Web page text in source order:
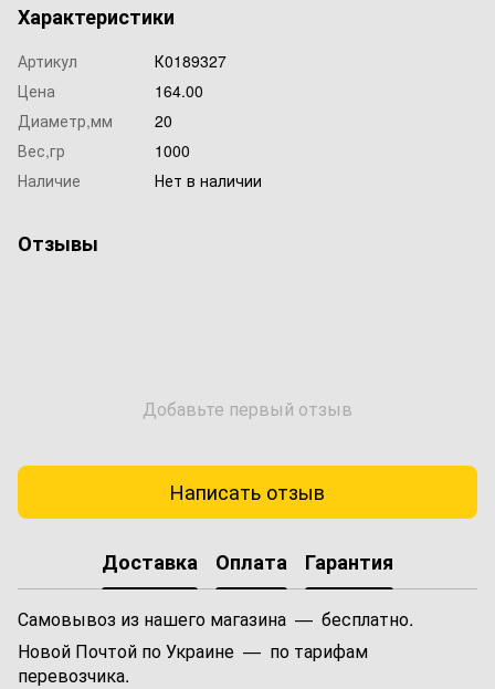
Характеристики
Артикул
К0189327
Цена
164.00
Диаметр,мм
20
Вес,гр
1000
Наличие
Нет в наличии
Отзывы
Добавьте первый отзыв
Написать отзыв
Доставка Оплата Гарантия
Самовывоз из нашего магазина — бесплатно.
Новой Почтой по Украине — по тарифам
перевозчика.